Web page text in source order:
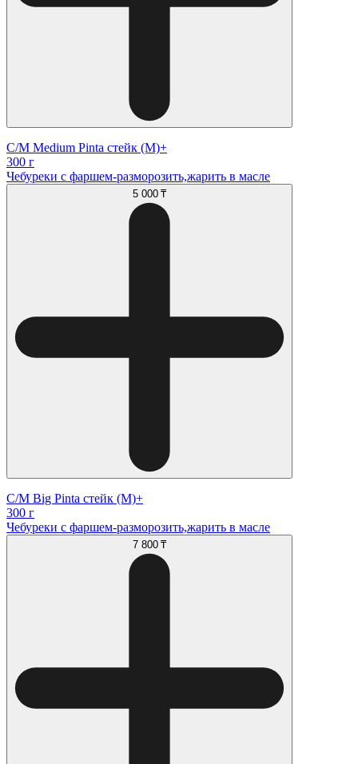
С/М Medium Pinta стейк (М)+
300 г
Чебуреки с фаршем-разморозить,жарить в масле
5 000 ₸
С/М Big Pinta стейк (М)+
300 г
Чебуреки с фаршем-разморозить,жарить в масле
7 800 ₸